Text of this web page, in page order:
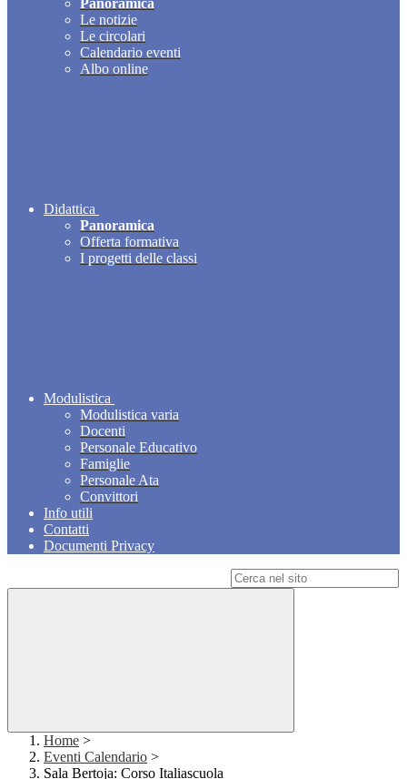
Panoramica
Le notizie
Le circolari
Calendario eventi
Albo online
Didattica
Panoramica
Offerta formativa
I progetti delle classi
Modulistica
Modulistica varia
Docenti
Personale Educativo
Famiglie
Personale Ata
Convittori
Info utili
Contatti
Documenti Privacy
Home >
Eventi Calendario >
Sala Bertoja: Corso Italiascuola